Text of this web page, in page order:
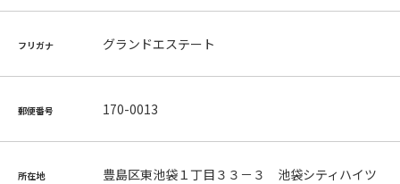
フリガナ グランドエステート
郵便番号 170-0013
所在地
豊島区東池袋１丁目３３－３ 池袋シティハイツ